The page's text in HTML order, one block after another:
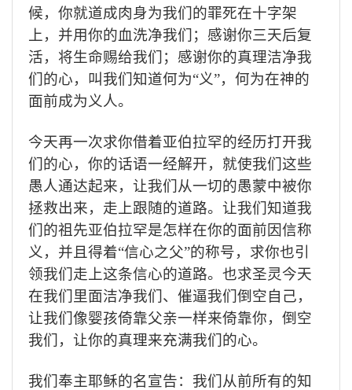
候，你就道成肉身为我们的罪死在十字架
上，并用你的血洗净我们；感谢你三天后复
活，将生命赐给我们；感谢你的真理洁净我
们的心，叫我们知道何为“义”，何为在神的
面前成为义人。
今天再一次求你借着亚伯拉罕的经历打开我
们的心，你的话语一经解开，就使我们这些
愚人通达起来，让我们从一切的愚蒙中被你
拯救出来，走上跟随的道路。让我们知道我
们的祖先亚伯拉罕是怎样在你的面前因信称
义，并且得着“信心之父”的称号，求你也引
领我们走上这条信心的道路。也求圣灵今天
在我们里面洁净我们、催逼我们倒空自己，
让我们像婴孩倚靠父亲一样来倚靠你，倒空
我们，让你的真理来充满我们的心。
我们奉主耶稣的名宣告：我们从前所有的知